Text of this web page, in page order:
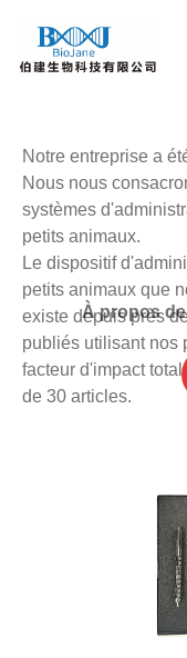
À propos
Notre entreprise a
Nous nous
systèmes
petits animaux.
Le dispositif
petits animaux que
existe depuis près
publiés utilisant nos
facteur d'impact
de 30 articles.
Produits de
Produits de
代理产品